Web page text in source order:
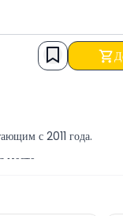
с 2011 года.
а также в